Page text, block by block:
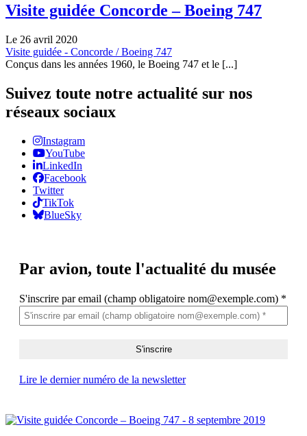
Visite guidée Concorde – Boeing 747
Le 26 avril 2020
Visite guidée - Concorde / Boeing 747
Conçus dans les années 1960, le Boeing 747 et le [...]
Suivez toute notre actualité sur nos
réseaux sociaux
Instagram
YouTube
LinkedIn
Facebook
Twitter
TikTok
BlueSky
Par avion, toute l'actualité du musée
S'inscrire par email (champ obligatoire nom@exemple.com) *
Lire le dernier numéro de la newsletter